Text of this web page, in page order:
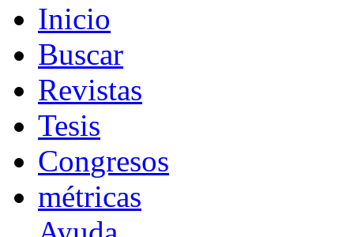
Inicio
Buscar
Revistas
Tesis
Congresos
métricas